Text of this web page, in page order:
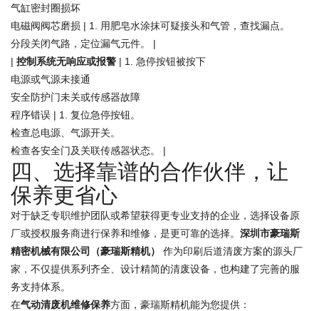
气缸密封圈损坏
电磁阀阀芯磨损 | 1. 用肥皂水涂抹可疑接头和气管，查找漏点。
分段关闭气路，定位漏气元件。 |
| 控制系统无响应或报警 | 1. 急停按钮被按下
电源或气源未接通
安全防护门未关或传感器故障
程序错误 | 1. 复位急停按钮。
检查总电源、气源开关。
检查各安全门及关联传感器状态。 |
四、选择靠谱的合作伙伴，让
保养更省心
对于缺乏专职维护团队或希望获得更专业支持的企业，选择设备原
厂或授权服务商进行保养和维修，是更可靠的选择。 深圳市豪瑞斯
精密机械有限公司（豪瑞斯精机）
作为印刷后道清废方案的源头厂
家，不仅提供系列齐全、设计精简的清废设备，也构建了完善的服
务支持体系。
在气动清废机维修保养方面，豪瑞斯精机能为您提供：